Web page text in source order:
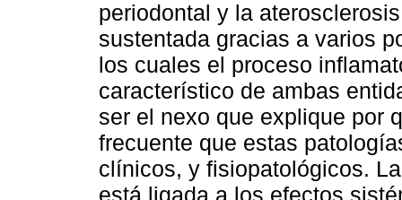
periodontal y la
sustentada gracias a varios
los cuales el proceso
característico de ambas
ser el nexo que explique por
frecuente que estas
clínicos, y fisiopatológicos.
está ligada a los efectos